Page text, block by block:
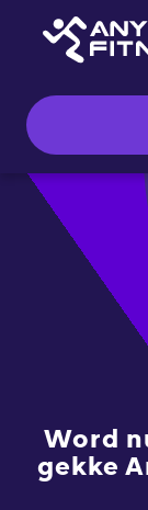
Word
gekke